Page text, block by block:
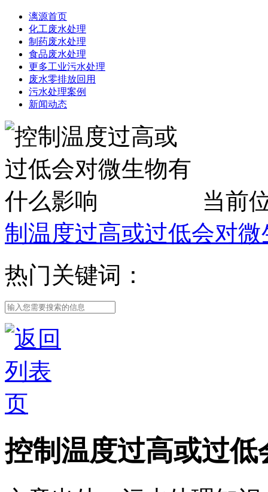
漓源首页
化工废水处理
制药废水处理
食品废水处理
更多工业污水处理
废水零排放回用
污水处理案例
新闻动态
当前
制温度过高或过低会对
热门关键词：
控制温度过高或过